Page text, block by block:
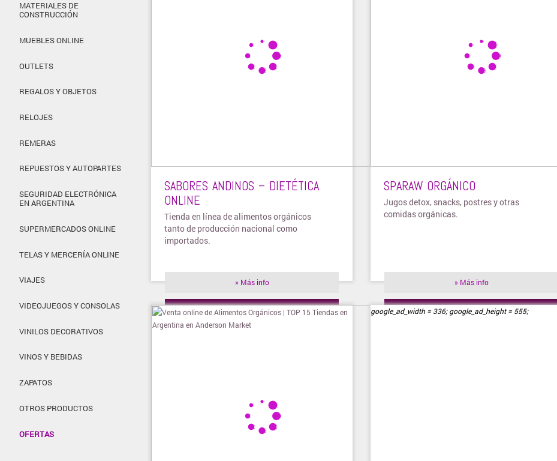
MATERIALES DE
CONSTRUCCIÓN
MUEBLES ONLINE
OUTLETS
REGALOS Y OBJETOS
RELOJES
REMERAS
REPUESTOS Y AUTOPARTES
SEGURIDAD ELECTRÓNICA
EN ARGENTINA
SUPERMERCADOS ONLINE
TELAS Y MERCERÍA ONLINE
VIAJES
VIDEOJUEGOS Y CONSOLAS
VINILOS DECORATIVOS
VINOS Y BEBIDAS
ZAPATOS
OTROS PRODUCTOS
OFERTAS
SABORES ANDINOS – DIETÉTICA
ONLINE
Tienda en línea de alimentos orgánicos
tanto de producción nacional como
importados.
» Más info
» Visitar tienda
SPARAW ORGÁNICO
Jugos detox, snacks, postres y otras
comidas orgánicas.
» Más info
» Visitar tienda
google_ad_width = 336; google_ad_height = 555;